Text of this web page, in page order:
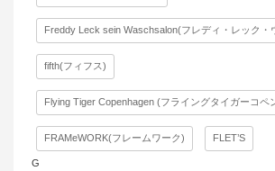
Freddy Leck sein Waschsalon(フレディ・レック・
fifth(フィフス)
Flying Tiger Copenhagen (フライングタイガーコペ
FRAMeWORK(フレームワーク) FLET’S
G